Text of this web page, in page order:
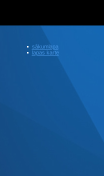
sākumlapa
lapas karte